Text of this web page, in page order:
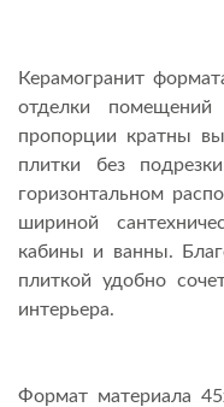
Керамогранит
отделки помещений
пропорции кратны
плитки без
горизонтальном
шириной
кабины и ванны.
плиткой удобно
интерьера.
Формат материала